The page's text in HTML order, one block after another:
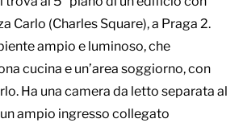
Carlo (Charles Square), a Praga 2.
ampio e luminoso, che
cucina e un’area soggiorno, con
Ha una camera da letto separata al
ampio ingresso collegato